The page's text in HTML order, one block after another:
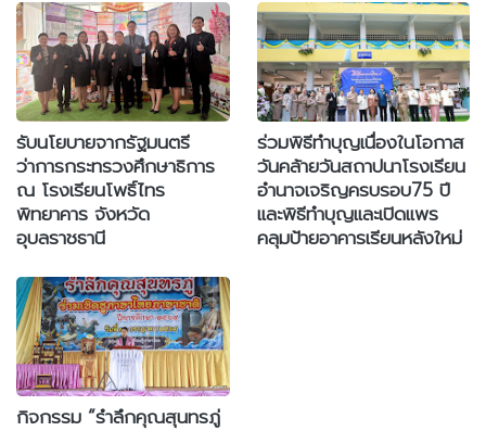
รับนโยบายจากรัฐมนตรี
ว่าการกระทรวงศึกษาธิการ
ณ โรงเรียนโพธิ์ไทร
พิทยาคาร จังหวัด
อุบลราชธานี
ร่วมพิธีทำบุญเนื่องในโอกาส
วันคล้ายวันสถาปนาโรงเรียน
อำนาจเจริญครบรอบ75 ปี
และพิธีทำบุญและเปิดแพร
คลุมป้ายอาคารเรียนหลังใหม่
กิจกรรม “รำลึกคุณสุนทรภู่